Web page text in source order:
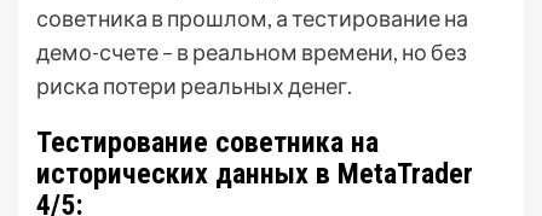
советника в прошлом, а тестирование на
демо-счете – в реальном времени, но без
риска потери реальных денег.
Тестирование советника на
исторических данных в MetaTrader
4/5: